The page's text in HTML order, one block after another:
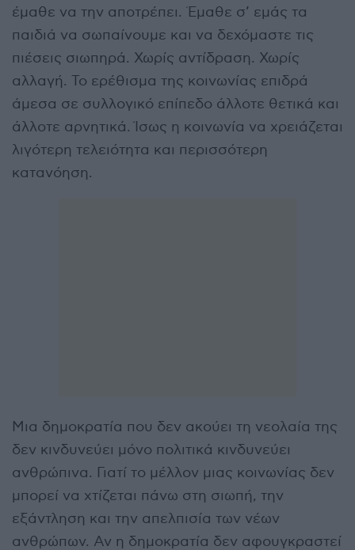
έμαθε να την αποτρέπει. Έμαθε σ’ εμάς τα
παιδιά να σωπαίνουμε και να δεχόμαστε τις
πιέσεις σιωπηρά. Χωρίς αντίδραση. Χωρίς
αλλαγή. Το ερέθισμα της κοινωνίας επιδρά
άμεσα σε συλλογικό επίπεδο άλλοτε θετικά και
άλλοτε αρνητικά. Ίσως η κοινωνία να χρειάζεται
λιγότερη τελειότητα και περισσότερη
κατανόηση.
Μια δημοκρατία που δεν ακούει τη νεολαία της
δεν κινδυνεύει μόνο πολιτικά κινδυνεύει
ανθρώπινα. Γιατί το μέλλον μιας κοινωνίας δεν
μπορεί να χτίζεται πάνω στη σιωπή, την
εξάντληση και την απελπισία των νέων
ανθρώπων. Αν η δημοκρατία δεν αφουγκραστεί